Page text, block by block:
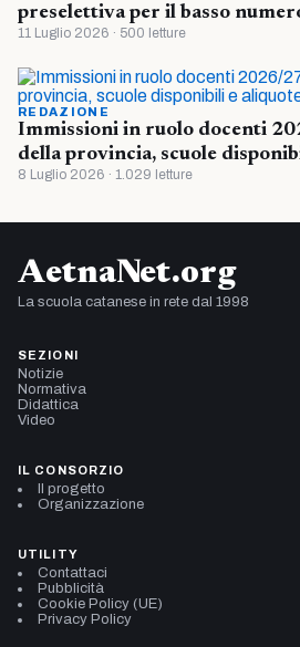
preselettiva per il basso
11 Luglio 2026 · 500 letture
REDAZIONE
Immissioni in ruolo docenti
della provincia, scuole
8 Luglio 2026 · 1.029 letture
AetnaNet.org
La scuola catanese in rete dal 1998
SEZIONI
Notizie
Normativa
Didattica
Video
IL CONSORZIO
Il progetto
Organizzazione
UTILITY
Contattaci
Pubblicità
Cookie Policy (UE)
Privacy Policy